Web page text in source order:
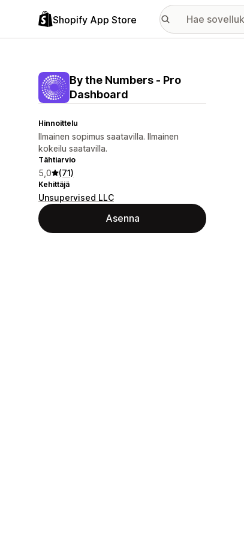
Shopify App Store
By the Numbers ‑ Pro
Dashboard
Hinnoittelu
Ilmainen sopimus saatavilla. Ilmainen
kokeilu saatavilla.
Tähtiarvio
5,0 (71)
Kehittäjä
Unsupervised LLC
Asenna